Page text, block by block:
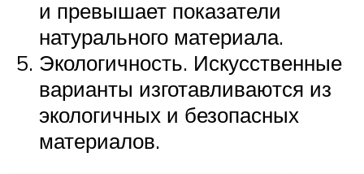
и превышает показатели
натурального материала.
Экологичность. Искусственные
варианты изготавливаются из
экологичных и безопасных
материалов.